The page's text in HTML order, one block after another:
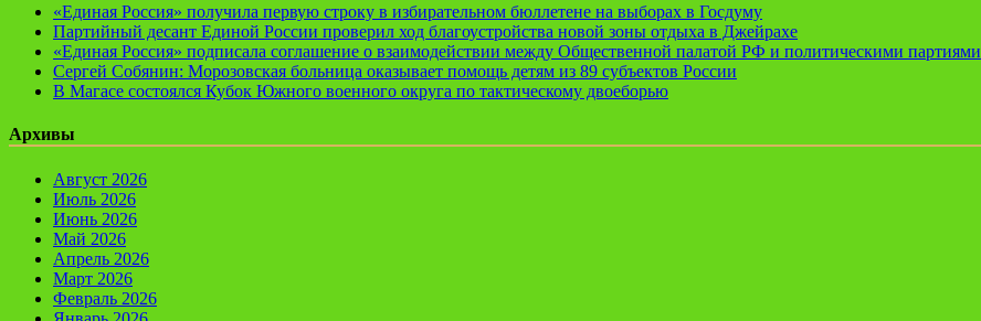
«Единая Россия» получила первую строку в избирательном бюллетене на выборах в Госдуму
Партийный десант Единой России проверил ход благоустройства новой зоны отдыха в Джейрахе
«Единая Россия» подписала соглашение о взаимодействии между Общественной палатой РФ и политическими партиями
Сергей Собянин: Морозовская больница оказывает помощь детям из 89 субъектов России
В Магасе состоялся Кубок Южного военного округа по тактическому двоеборью
Архивы
Август 2026
Июль 2026
Июнь 2026
Май 2026
Апрель 2026
Март 2026
Февраль 2026